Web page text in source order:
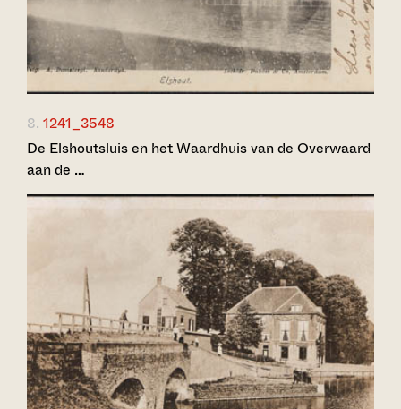
8. 1241_3548
De Elshoutsluis en het Waardhuis van de Overwaard
aan de …